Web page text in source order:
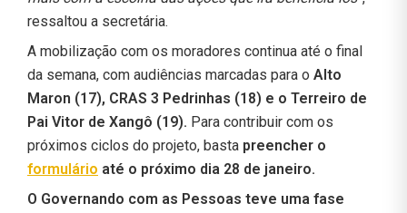
ressaltou a secretária.
A mobilização com os moradores continua até o final
da semana, com audiências marcadas para o Alto
Maron (17), CRAS 3 Pedrinhas (18) e o Terreiro de
Pai Vitor de Xangô (19). Para contribuir com os
próximos ciclos do projeto, basta preencher o
formulário até o próximo dia 28 de janeiro.
O Governando com as Pessoas teve uma fase